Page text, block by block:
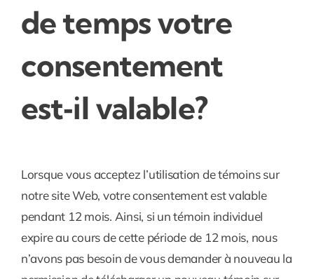
de temps votre
consentement
est‑il valable?
Lorsque vous acceptez l’utilisation de témoins sur
notre site Web, votre consentement est valable
pendant 12 mois. Ainsi, si un témoin individuel
expire au cours de cette période de 12 mois, nous
n’avons pas besoin de vous demander à nouveau la